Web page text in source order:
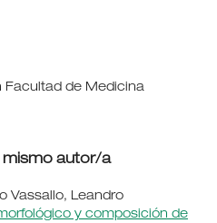
Facultad de Medicina
mismo autor/a
Vassallo, Leandro
y composición de